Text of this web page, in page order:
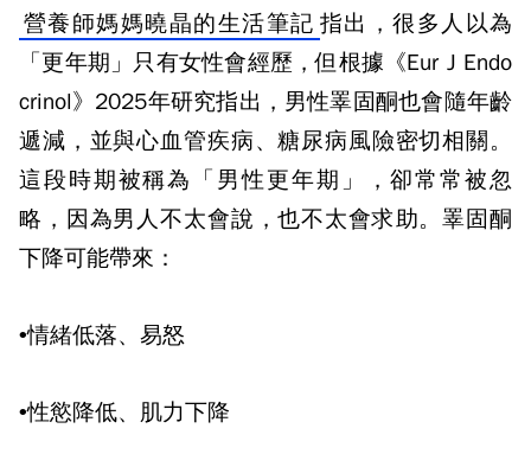
營養師媽媽曉晶的生活筆記 指出，很多人以為
「更年期」只有女性會經歷，但根據《Eur J Endo
crinol》 2025年研究指出，男性睪固酮也會隨年齡
遞減，並與心血管疾病、糖尿病風險密切相關。
這段時期被稱為「男性更年期」，卻常常被忽
略，因為男人不太會說，也不太會求助。睪固酮
下降可能帶來：
•情緒低落、易怒
•性慾降低、肌力下降